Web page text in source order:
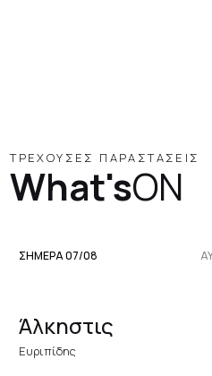
ΤΡΕΧΟΥΣΕΣ ΠΑΡΑΣΤΑΣΕΙΣ
What'sON
ΣΗΜΕΡΑ 07/08
Άλκηστις
Ευριπίδης